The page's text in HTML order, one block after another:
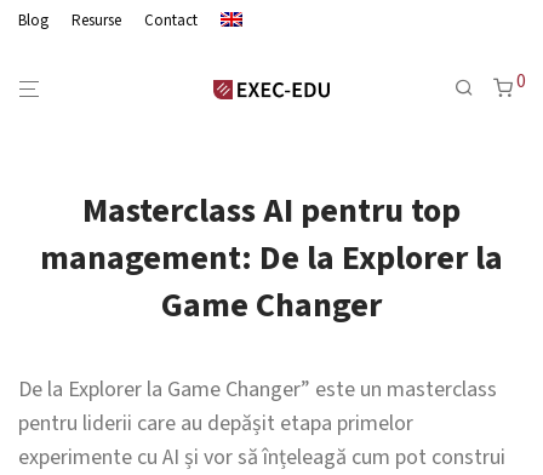
Blog Resurse Contact
0
Masterclass AI pentru top
management: De la Explorer la
Game Changer
De la Explorer la Game Changer” este un masterclass
pentru liderii care au depășit etapa primelor
experimente cu AI și vor să înțeleagă cum pot construi